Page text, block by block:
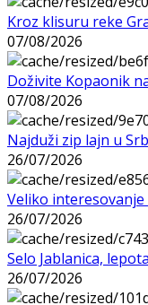
Kroz klisuru reke
07/08/2026
Doživite Kopaonik
07/08/2026
Najduži zip lajn u
26/07/2026
Veliko
26/07/2026
Selo Jablanica,
26/07/2026